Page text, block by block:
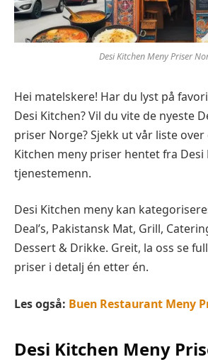
Desi Kitchen Meny Priser
Hei matelskere! Har du lyst på
Desi Kitchen? Vil du vite de nyeste
priser Norge? Sjekk ut vår liste
Kitchen meny priser hentet fra Desi
tjenestemenn.
Desi Kitchen meny kan
Deal’s, Pakistansk Mat, Grill,
Dessert & Drikke. Greit, la oss se
priser i detalj én etter én.
Les også: Buen Restaurant Meny
Desi Kitchen Meny